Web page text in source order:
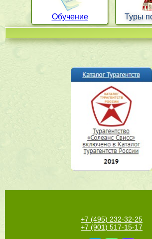
Обучение Туры
+7 (495) 232-32-25
+7 (901) 517-15-17